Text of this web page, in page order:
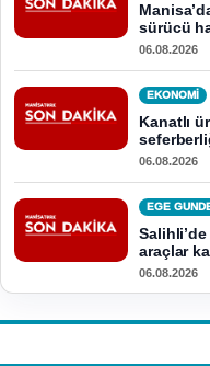
sürücü
06.08.2026
EKONOMI
Kanatlı
06.08.2026
EGE
araçlar
06.08.2026